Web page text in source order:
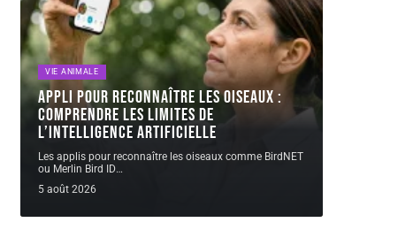
VIE ANIMALE
Appli pour reconnaître les oiseaux :
comprendre les limites de
l’intelligence artificielle
Les applis pour reconnaître les oiseaux comme BirdNET
ou Merlin Bird ID…
5 août 2026